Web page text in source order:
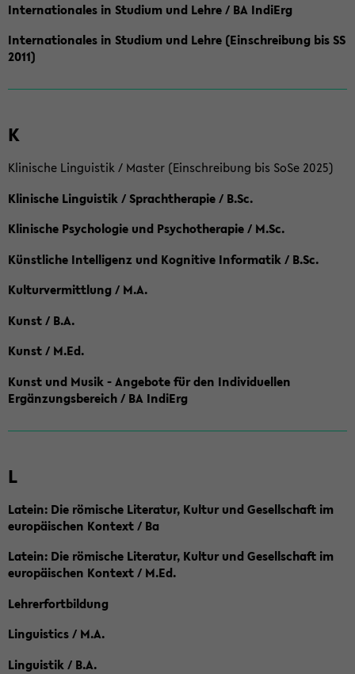
Internationales in Studium und Lehre / BA IndiErg
Internationales in Studium und Lehre (Einschreibung bis SS
2011)
K
Klinische Linguistik / Master (Einschreibung bis SoSe 2025)
Klinische Linguistik / Sprachtherapie / B.Sc.
Klinische Psychologie und Psychotherapie / M.Sc.
Künstliche Intelligenz und Kognitive Informatik / B.Sc.
Kulturvermittlung / M.A.
Kunst / B.A.
Kunst / M.Ed.
Kunst und Musik - Angebote für den Individuellen
Ergänzungsbereich / BA IndiErg
L
Latein: Die römische Literatur, Kultur und Gesellschaft im
europäischen Kontext / Ba
Latein: Die römische Literatur, Kultur und Gesellschaft im
europäischen Kontext / M.Ed.
Lehrerfortbildung
Linguistics / M.A.
Linguistik / B.A.